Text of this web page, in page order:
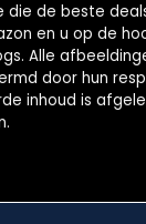
die de beste
en u op de
Alle
door hun
inhoud is